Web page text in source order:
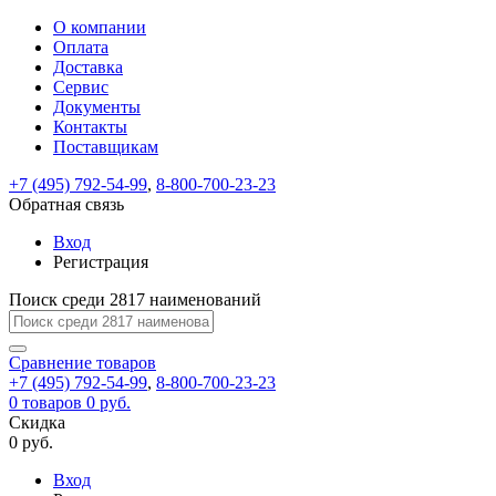
ВходРегистрация
test@example.com
отправлена
по
ней
завершения
регистрации.
Ок
Запомнить
меня
Забыли
Восстановление
пароля
Заполните
форму.
Мы
отправим
ссылку
указанный
электронный
перейдя
по
которой
вы
задать
На
вашу
почту
test@test.ru
ссылка.
Перейдите
по
для
смены
пароля.
Введите
новый
пароль
Сменить
Пароль
успешно
восстановлен
Обратная
связь
Сообщение
пользовательского
сообщение
успешно
отправлено.
О компании
Оплата
Доставка
Сервис
Документы
Контакты
Поставщикам
+7 (495) 792-54-99, 8-800-700-23-23
Обратная связь
Вход
Регистрация
Поиск среди 2817 наименований
Сравнение товаров
+7 (495) 792-54-99, 8-800-700-23-23
0 товаров 0 руб.
Скидка
0 руб.
Вход